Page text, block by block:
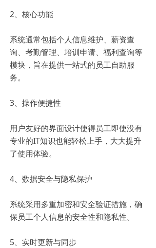
2、核心功能
系统通常包括个人信息维护、薪资查
询、考勤管理、培训申请、福利查询等
模块，旨在提供一站式的员工自助服
务。
3、操作便捷性
用户友好的界面设计使得员工即使没有
专业的IT知识也能轻松上手，大大提升
了使用体验。
4、数据安全与隐私保护
系统采用多重加密和安全验证措施，确
保员工个人信息的安全性和隐私性。
5、实时更新与同步